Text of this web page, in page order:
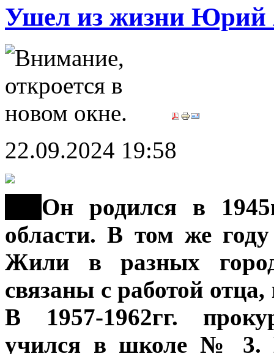
Ушел из жизни Юрий
22.09.2024 19:58
Он родился в
области. В том же
Жили в разных
связаны с работой
В 1957-1962гг.
учился в школе № 3.